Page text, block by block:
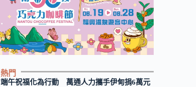
熱門
端午祝福化為行動 萬通人力攜手伊甸捐6萬元